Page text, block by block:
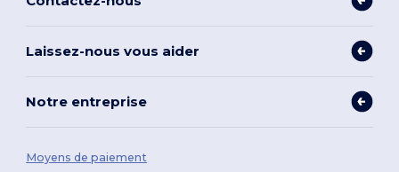
Laissez-nous vous aider
Notre entreprise
Moyens de paiement